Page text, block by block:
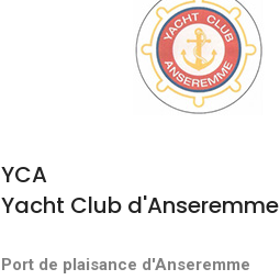
YCA
Yacht Club d'Anseremme
Port de plaisance d'Anseremme